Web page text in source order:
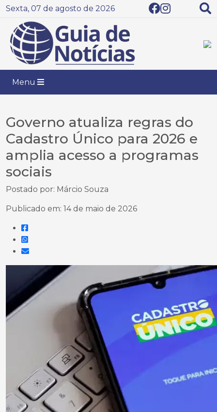
Sexta, 07 de agosto de 2026
Menu
Governo atualiza regras do
Cadastro Único para 2026 e
amplia acesso a programas
sociais
Postado por: Márcio Souza
Publicado em: 14 de maio de 2026